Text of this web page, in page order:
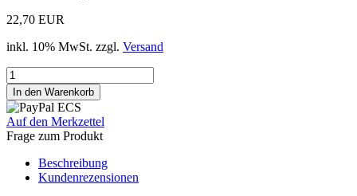
22,70 EUR
inkl. 10% MwSt. zzgl. Versand
Auf den Merkzettel
Frage zum Produkt
Beschreibung
Kundenrezensionen